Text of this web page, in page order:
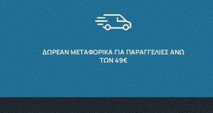
ΔΩΡΕΆΝ ΜΕΤΑΦΟΡΙΚΆ ΓΙΑ ΠΑΡΑΓΓΕΛΊΕΣ ΆΝΩ
ΤΩΝ 49€